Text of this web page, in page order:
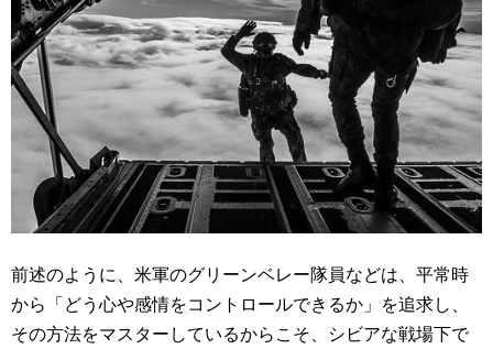
前述のように、米軍のグリーンベレー隊員などは、平常時
から「どう心や感情をコントロールできるか」を追求し、
その方法をマスターしているからこそ、シビアな戦場下で